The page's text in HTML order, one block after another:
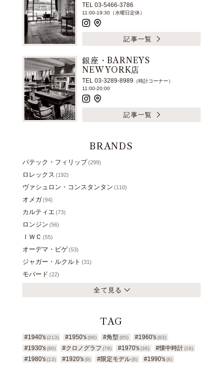
TEL 03-5466-3786
11:00-19:30（水曜日定休）
記事一覧
銀座・BARNEYS
NEW YORK店
TEL 03-3289-8989 （時計コーナー）
11:00-20:00
記事一覧
BRANDS
パテック・フィリップ(299)
ロレックス (192)
ヴァシュロン・コンスタンタン (110)
オメガ(94)
カルティエ (73)
ロンジン (56)
ＩＷＣ (55)
オーデマ・ピゲ(53)
ジャガー・ルクルト (31)
モバード (22)
全て見る
TAG
#1940's (213) #1950's(96) #角型 (85) #1960's (83)
#1930's (80) #クロノグラフ (79) #1970's(36) #懐中時計 (16)
#1980's (13) #1920's(9) #限定モデル(8) #1990's (8)